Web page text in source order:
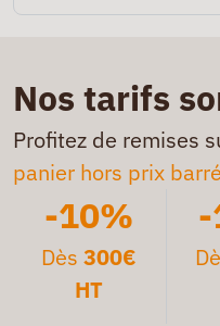
Nos tarifs
Profitez de remises
panier hors prix
-10%
Dès300€
HT